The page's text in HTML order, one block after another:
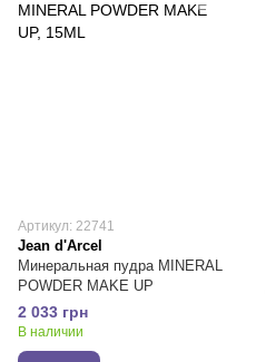
Артикул: 22741
Jean d'Arcel
Минеральная пудра MINERAL
POWDER MAKE UP
2 033 грн
В наличии